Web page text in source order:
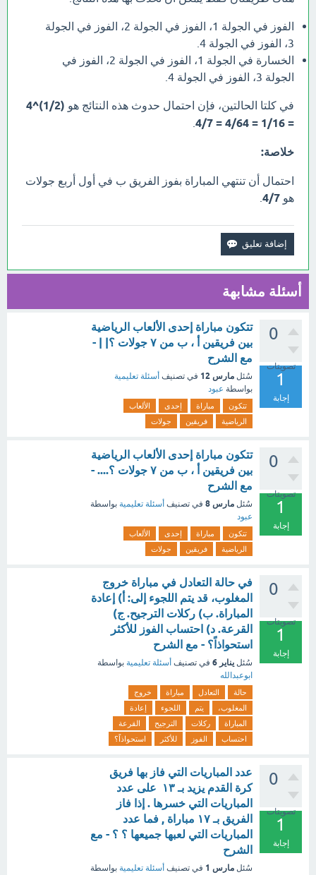
الفوز في الجولة 1، الفوز في الجولة 2، الفوز في الجولة
3، الفوز في الجولة 4.
الخسارة في الجولة 1، الفوز في الجولة 2، الفوز في
الجولة 3، الفوز في الجولة 4.
في كلتا الحالتين، فإن احتمال حدوث هذه النتائج هو
(1/2)^4
= 1/16 = 4/64 = 4/7
خلاصة:
احتمال أن تنتهي المباراة بفوز الفريق ب في أول أربع جولات
هو 4/7
أسئلة مشابهة
0
تصويتات
1
إجابة
تتكون مباراة إحدى الألعاب الرياضية
بين فريقين أ ، ب من ٧ جولات ؟| | -
مع الشرح
سُئل مارس 12 في تصنيف أسئلة تعليمية
بواسطة عبود
تتكون مباراة إحدى
الألعاب
الرياضية
فريقين جولات
0
تصويتات
1
إجابة
تتكون مباراة إحدى الألعاب الرياضية
بين فريقين أ ، ب من ٧ جولات ؟.... -
مع الشرح
سُئل مارس 8 في تصنيف أسئلة تعليمية بواسطة
عبود
تتكون مباراة إحدى
الألعاب
الرياضية
فريقين جولات
0
تصويتات
1
إجابة
في حالة التعادل في مباراة خروج
المغلوب، قد يتم اللجوء إلى: أ) إعادة
المباراة. ب) ركلات الترجيح. ج)
القرعة. د) احتساب الفوز للأكثر
استحواذاً؟ - مع الشرح
سُئل يناير 6 في تصنيف أسئلة تعليمية بواسطة
ابوعبدالله
حالة التعادل مباراة
خروج
المغلوب،
يتم اللجوء
إعادة
المباراة
ركلات الترجيح
القرعة
احتساب
الفوز للأكثر استحواذاً؟
0
تصويتات
1
إجابة
عدد المباريات التي فاز بها فريق
كرة القدم يزيد بـ ١٣ على عدد
المباريات التي خسرها . إذا فاز
الفريق بـ ١٧ مباراة , فما عدد
المباريات التي لعبها جميعها ؟ ؟ - مع
الشرح
سُئل مارس 1 في تصنيف أسئلة تعليمية بواسطة